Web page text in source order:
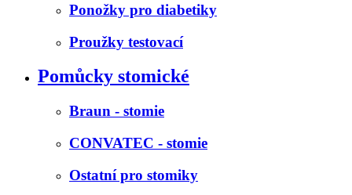
Ponožky pro diabetiky
Proužky testovací
Pomůcky stomické
Braun - stomie
CONVATEC - stomie
Ostatní pro stomiky